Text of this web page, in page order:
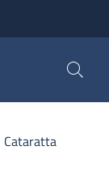
Cataratta